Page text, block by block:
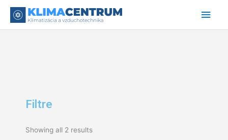
Filtre
Showing all 2 results